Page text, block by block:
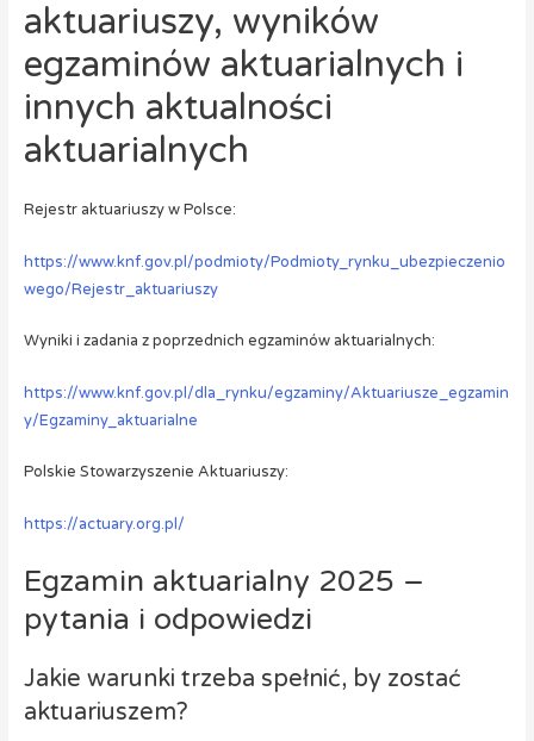
aktuariuszy, wyników
egzaminów aktuarialnych i
innych aktualności
aktuarialnych
Rejestr aktuariuszy w Polsce:
https://www.knf.gov.pl/podmioty/Podmioty_rynku_ubezpieczenio
wego/Rejestr_aktuariuszy
Wyniki i zadania z poprzednich egzaminów aktuarialnych:
https://www.knf.gov.pl/dla_rynku/egzaminy/Aktuariusze_egzamin
y/Egzaminy_aktuarialne
Polskie Stowarzyszenie Aktuariuszy:
https://actuary.org.pl/
Egzamin aktuarialny 2025 –
pytania i odpowiedzi
Jakie warunki trzeba spełnić, by zostać
aktuariuszem?